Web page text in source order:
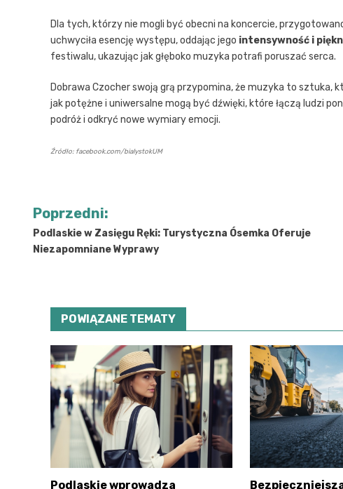
Dla tych, którzy nie mogli być obecni na koncercie,
uchwyciła esencję występu, oddając jego intensywność i
festiwalu, ukazując jak głęboko muzyka potrafi poruszać serca.
Dobrawa Czocher swoją grą przypomina, że muzyka to sztuka,
jak potężne i uniwersalne mogą być dźwięki, które łączą ludzi
podróż i odkryć nowe wymiary emocji.
Źródło: facebook.com/bialystokUM
Nawigacja
wpisu
Poprzedni:
Podlaskie w Zasięgu Ręki: Turystyczna Ósemka Oferuje
Niezapomniane Wyprawy
POWIĄZANE TEMATY
Podlaskie wprowadza